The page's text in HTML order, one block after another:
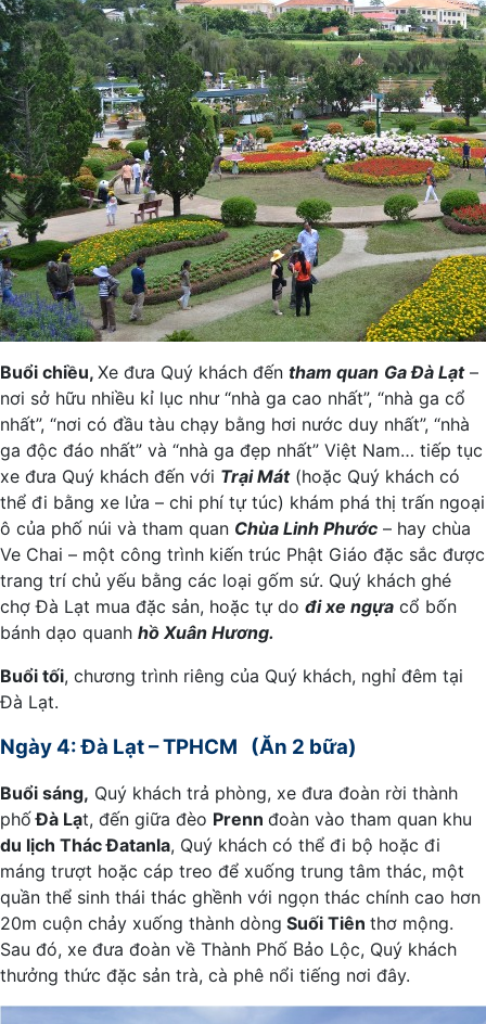
Buổi chiều, Xe đưa Quý khách đến tham quan Ga Đà Lạt–
nơi sở hữu nhiều kỉ lục như “nhà ga cao nhất”, “nhà ga cổ
nhất”, “nơi có đầu tàu chạy bằng hơi nước duy nhất”, “nhà
ga độc đáo nhất” và “nhà ga đẹp nhất” Việt Nam… tiếp tục
xe đưa Quý khách đến với Trại Mát(hoặc Quý khách có
thể đi bằng xe lửa – chi phí tự túc) khám phá thị trấn ngoại
ô của phố núi và tham quan Chùa Linh Phước – hay chùa
Ve Chai – một công trình kiến trúc Phật Giáo đặc sắc được
trang trí chủ yếu bằng các loại gốm sứ. Quý khách ghé
chợ Đà Lạt mua đặc sản, hoặc tự do đi xe ngựa cổ bốn
bánh dạo quanh hồ Xuân Hương.
Buổi tối, chương trình riêng của Quý khách, nghỉ đêm tại
Đà Lạt.
Ngày 4: Đà Lạt – TPHCM (Ăn 2 bữa)
Buổi sáng, Quý khách trả phòng, xe đưa đoàn rời thành
phốĐà Lạt, đến giữa đèo Prenn đoàn vào tham quan khu
du lịch Thác Đatanla, Quý khách có thể đi bộ hoặc đi
máng trượt hoặc cáp treo để xuống trung tâm thác, một
quần thể sinh thái thác ghềnh với ngọn thác chính cao hơn
20m cuộn chảy xuống thành dòng Suối Tiên thơ mộng.
Sau đó, xe đưa đoàn về Thành Phố Bảo Lộc, Quý khách
thưởng thức đặc sản trà, cà phê nổi tiếng nơi đây.